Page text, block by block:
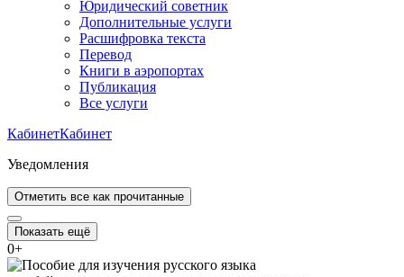
Юридический советник
Дополнительные услуги
Расшифровка текста
Перевод
Книги в аэропортах
Публикация
Все услуги
КабинетКабинет
Уведомления
Отметить все как прочитанные
Показать ещё
0+